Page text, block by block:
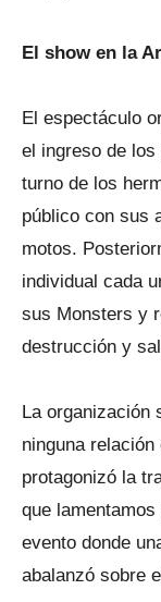
El show en la
El espectáculo
el ingreso de los
turno de los
público con sus
motos.
individual cada
sus Monsters y
destrucción y
La organización
ninguna
protagonizó la
que
evento donde
abalanzó sobre